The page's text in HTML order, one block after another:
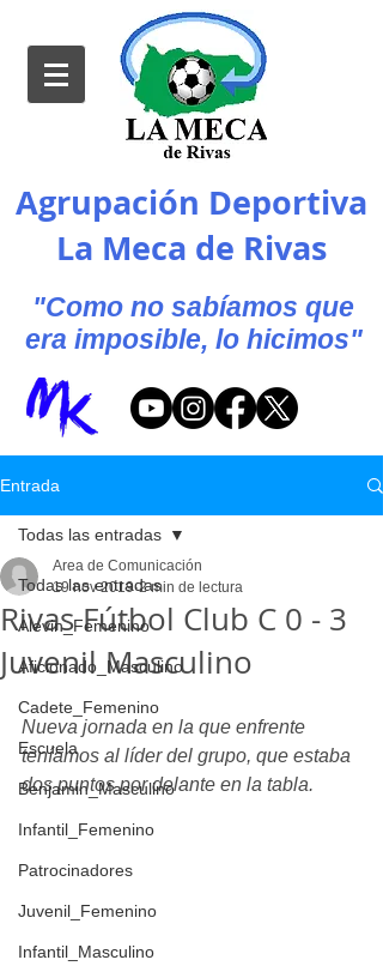
Agrupación Deportiva
La Meca de Rivas
"Como no sabíamos que
era imposible, lo hicimos"
Entrada
Todas las entradas
Alevin_Femenino
Aficionado_Masculino
Cadete_Femenino
Escuela
Benjamin_Masculino
Infantil_Femenino
Patrocinadores
Juvenil_Femenino
Infantil_Masculino
Todas las entradas
Rivas Fútbol Club C 0 - 3
Juvenil Masculino
Area de Comunicación
19 nov 2019 2 min de lectura
Nueva jornada en la que enfrente
teníamos al líder del grupo, que estaba
dos puntos por delante en la tabla.